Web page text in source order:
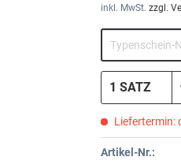
inkl. MwSt. zzgl.
Liefertermin:
Artikel-Nr.: